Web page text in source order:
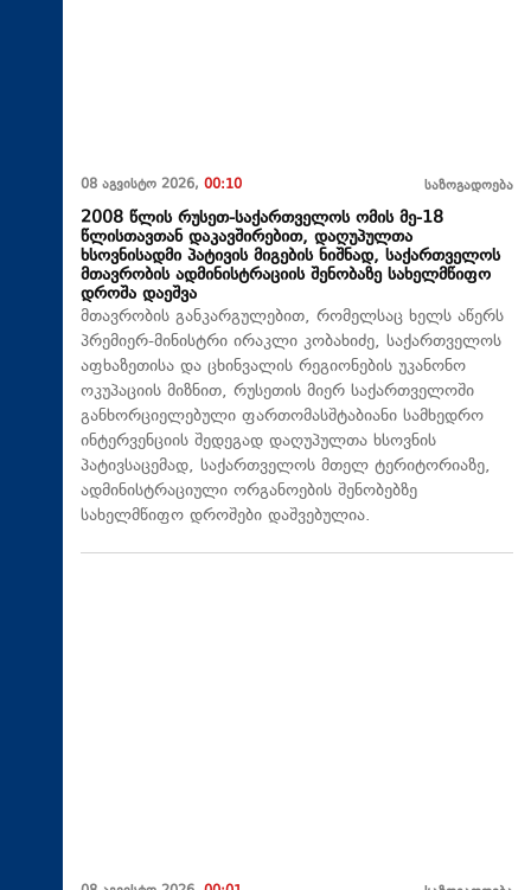
08 აგვისტო 2026, 00:10 საზოგადოება
2008 წლის რუსეთ-საქართველოს ომის მე-18
წლისთავთან დაკავშირებით, დაღუპულთა
ხსოვნისადმი პატივის მიგების ნიშნად, საქართველოს
მთავრობის ადმინისტრაციის შენობაზე სახელმწიფო
დროშა დაეშვა
მთავრობის განკარგულებით, რომელსაც ხელს აწერს
პრემიერ-მინისტრი ირაკლი კობახიძე, საქართველოს
აფხაზეთისა და ცხინვალის რეგიონების უკანონო
ოკუპაციის მიზნით, რუსეთის მიერ საქართველოში
განხორციელებული ფართომასშტაბიანი სამხედრო
ინტერვენციის შედეგად დაღუპულთა ხსოვნის
პატივსაცემად, საქართველოს მთელ ტერიტორიაზე,
ადმინისტრაციული ორგანოების შენობებზე
სახელმწიფო დროშები დაშვებულია.